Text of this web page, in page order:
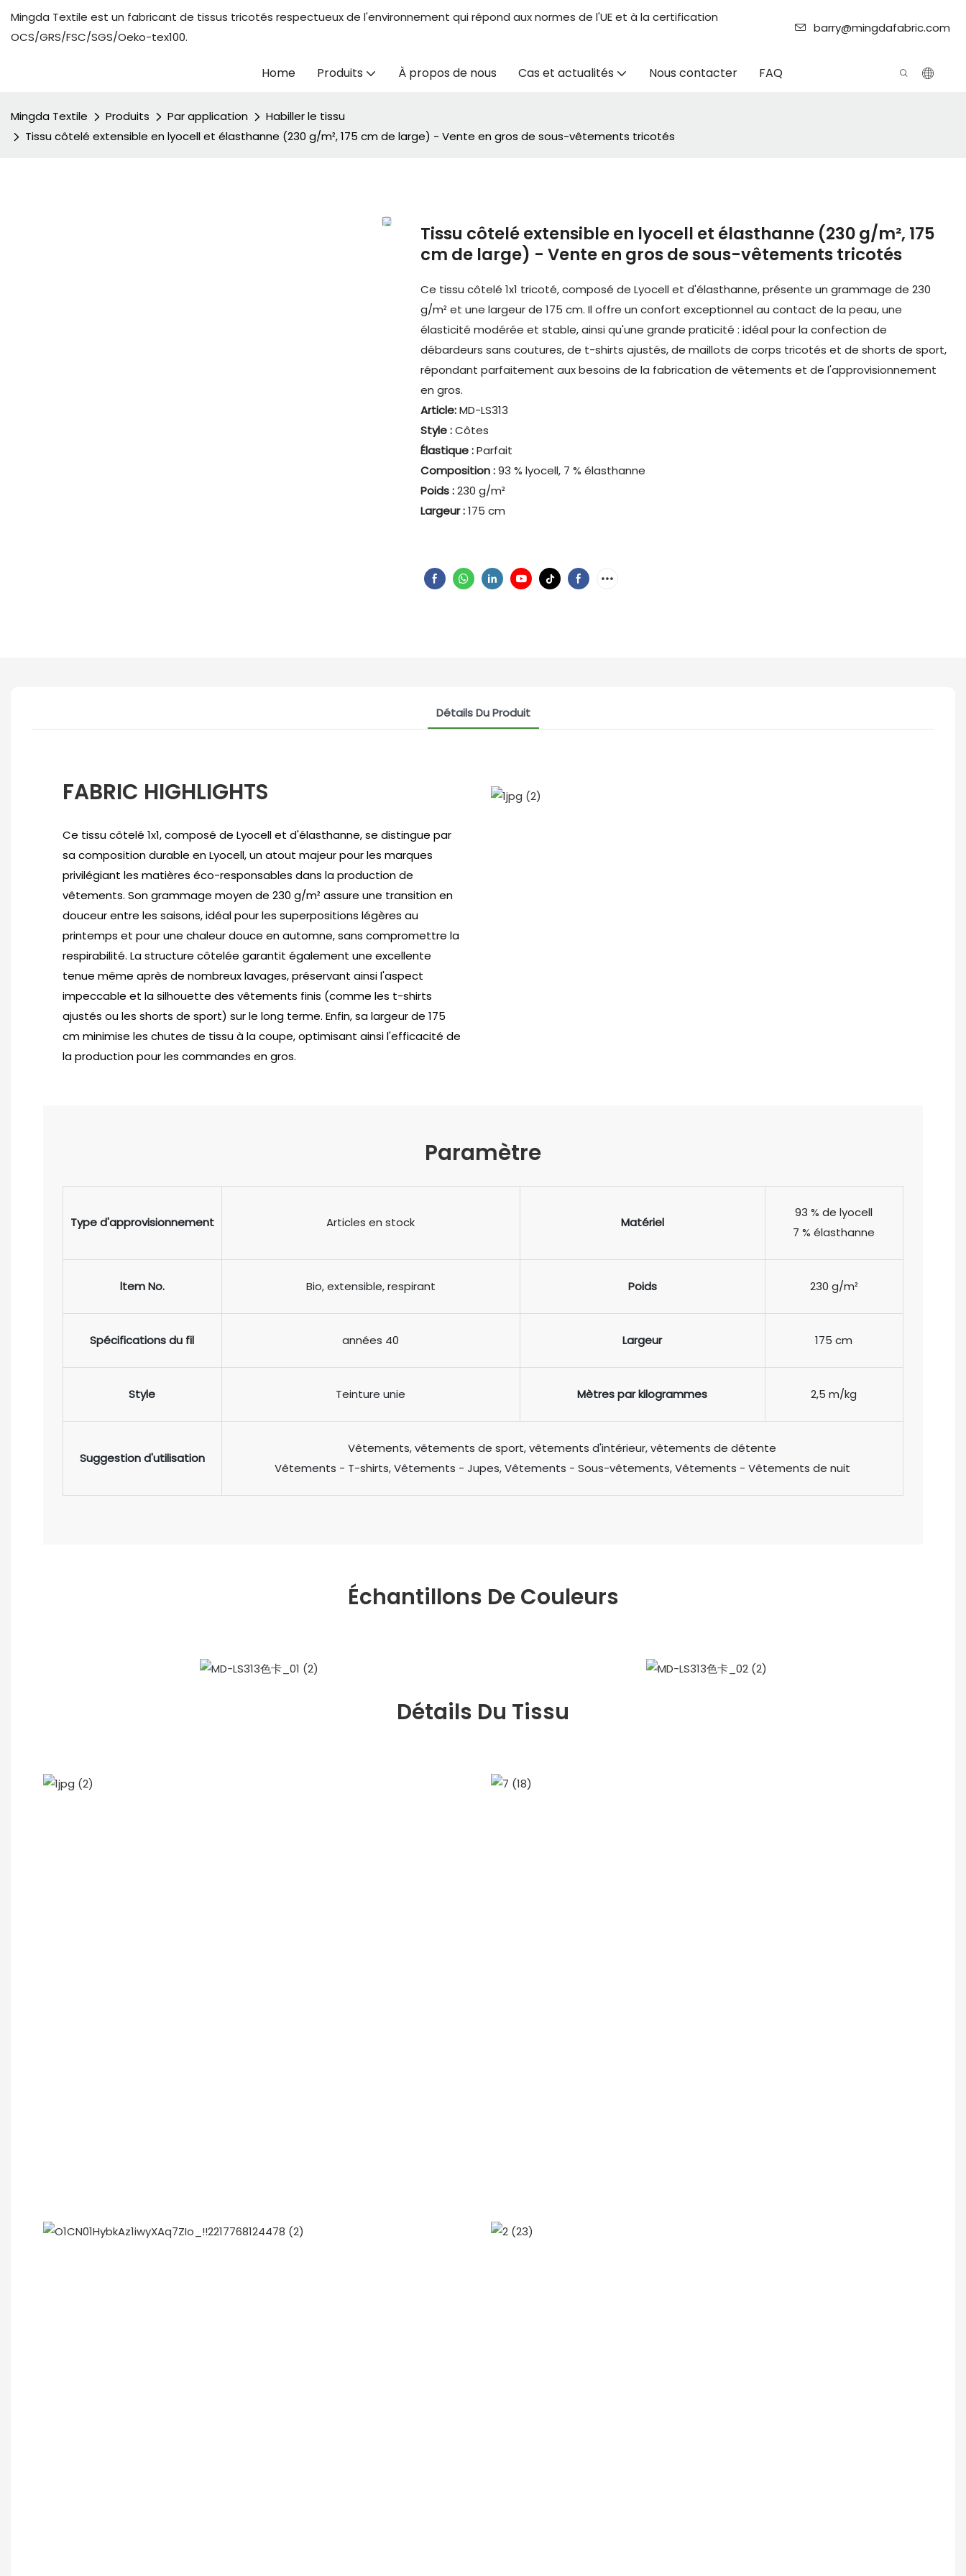
Mingda Textile est un fabricant de tissus tricotés respectueux de l'environnement qui répond aux normes de l'UE et à la certification
OCS/GRS/FSC/SGS/Oeko-tex100.
barry@mingdafabric.com
Home Produits À propos de nous Cas et actualités Nous contacter FAQ
Mingda Textile Produits Par application
Habiller le tissu
Tissu côtelé extensible en lyocell et élasthanne (230 g/m², 175 cm de large) - Vente en gros de sous-vêtements tricotés
Tissu côtelé extensible en lyocell et élasthanne (230 g/m², 175
cm de large) - Vente en gros de sous-vêtements tricotés
Ce tissu côtelé 1x1 tricoté, composé de Lyocell et d'élasthanne, présente un grammage de 230
g/m² et une largeur de 175 cm. Il offre un confort exceptionnel au contact de la peau, une
élasticité modérée et stable, ainsi qu'une grande praticité : idéal pour la confection de
débardeurs sans coutures, de t-shirts ajustés, de maillots de corps tricotés et de shorts de sport,
répondant parfaitement aux besoins de la fabrication de vêtements et de l'approvisionnement
en gros.
Article:MD-LS313
Style :Côtes
Élastique :Parfait
Composition :93 % lyocell, 7 % élasthanne
Poids :230 g/m²
Largeur :175 cm
Détails Du Produit
FABRIC HIGHLIGHTS
Ce tissu côtelé 1x1, composé de Lyocell et d'élasthanne, se distingue par
sa composition durable en Lyocell, un atout majeur pour les marques
privilégiant les matières éco-responsables dans la production de
vêtements. Son grammage moyen de 230 g/m² assure une transition en
douceur entre les saisons, idéal pour les superpositions légères au
printemps et pour une chaleur douce en automne, sans compromettre la
respirabilité. La structure côtelée garantit également une excellente
tenue même après de nombreux lavages, préservant ainsi l'aspect
impeccable et la silhouette des vêtements finis (comme les t-shirts
ajustés ou les shorts de sport) sur le long terme. Enfin, sa largeur de 175
cm minimise les chutes de tissu à la coupe, optimisant ainsi l'efficacité de
la production pour les commandes en gros.
Paramètre
Type d'approvisionnement Articles en stock Matériel
93 % de lyocell
7 % élasthanne
ltem No. Bio, extensible, respirant Poids 230 g/m²
Spécifications du fil années 40 Largeur 175 cm
Style Teinture unie Mètres par kilogrammes 2,5 m/kg
Suggestion d'utilisation
Vêtements, vêtements de sport, vêtements d'intérieur, vêtements de détente
Vêtements - T-shirts, Vêtements - Jupes, Vêtements - Sous-vêtements, Vêtements - Vêtements de nuit
Échantillons De Couleurs
Détails Du Tissu